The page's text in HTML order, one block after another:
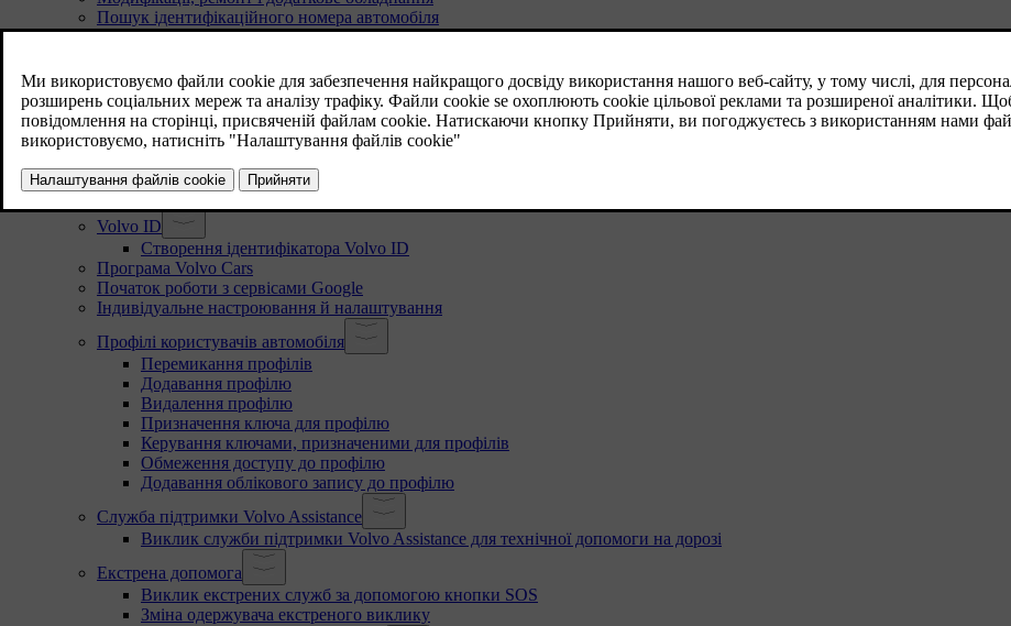
Пошук ідентифікаційного номера автомобіля
Прийняття умов та положень і збирання даних
Про підключені послуги й політику добросовісного використання
Зміна власника автомобіля
Скидання даних користувача
Рекомендації при зміні регіонів
Облікові записи користувачів, профілі й послуги
Перше налаштування автомобіля
Volvo ID
Створення ідентифікатора Volvo ID
Програма Volvo Cars
Початок роботи з сервісами Google
Індивідуальне настроювання й налаштування
Профілі користувачів автомобіля
Перемикання профілів
Додавання профілю
Видалення профілю
Призначення ключа для профілю
Керування ключами, призначеними для профілів
Обмеження доступу до профілю
Додавання облікового запису до профілю
Служба підтримки Volvo Assistance
Виклик служби підтримки Volvo Assistance для технічної допомоги на дорозі
Екстрена допомога
Виклик екстрених служб за допомогою кнопки SOS
Зміна одержувача екстреного виклику